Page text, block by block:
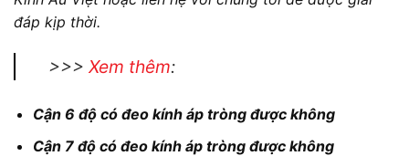
đáp kịp thời.
>>> Xem thêm:
Cận 6 độ có đeo kính áp tròng được không
Cận 7 độ có đeo kính áp tròng được không